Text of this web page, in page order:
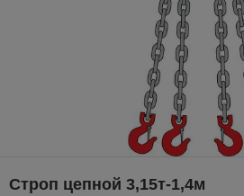
Строп цепной 3,15т-1,4м